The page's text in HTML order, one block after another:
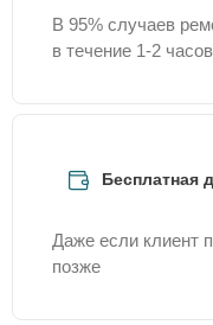
В 95% случаев
в течение 1-2 часов
Бесплатная
Даже если клиент
позже